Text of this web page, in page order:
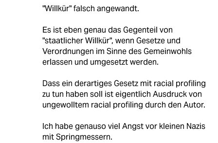
"Willkür" falsch angewandt.
Es ist eben genau das Gegenteil von
"staatlicher Willkür", wenn Gesetze und
Verordnungen im Sinne des Gemeinwohls
erlassen und umgesetzt werden.
Dass ein derartiges Gesetz mit racial profiling
zu tun haben soll ist eigentlich Ausdruck von
ungewolltem racial profiling durch den Autor.
Ich habe genauso viel Angst vor kleinen Nazis
mit Springmessern.